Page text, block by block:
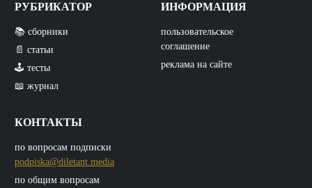
РУБРИКАТОР
📚 сборники
📄 статьи
🕹️ тесты
📖 журнал
КОНТАКТЫ
по вопросам подписки
podpiska@diletant.media
по общим вопросам
ИНФОРМАЦИЯ
пользовательское
соглашение
реклама на сайте